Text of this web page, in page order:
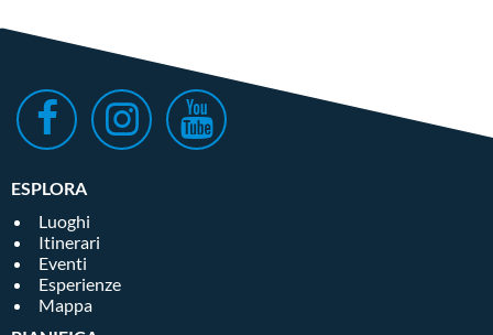
ESPLORA
Luoghi
Itinerari
Eventi
Esperienze
Mappa